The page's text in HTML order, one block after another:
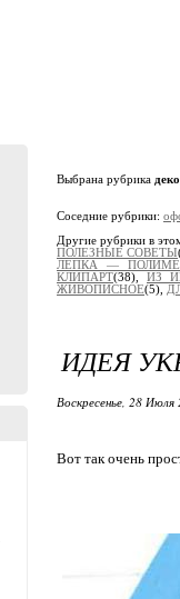
Выбрана рубрика
Соседние рубрики:
Другие рубрики в
ПОЛЕЗНЫЕ СОВЕТЫ
ЛЕПКА —
КЛИПАРТ(38), ИЗ
ЖИВОПИСНОЕ(5),
ИДЕЯ
Воскресенье, 28 Июля
Вот так очень